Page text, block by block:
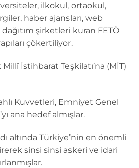
ilkokul, ortaokul,
haber ajansları, web
şirketleri kuran FETÖ
çökertiliyor.
İstihbarat Teşkilatı’na (MİT)
Kuvvetleri, Emniyet Genel
ana hedef almışlar.
altında Türkiye’nin en önemli
sinsi sinsi askeri ve idari